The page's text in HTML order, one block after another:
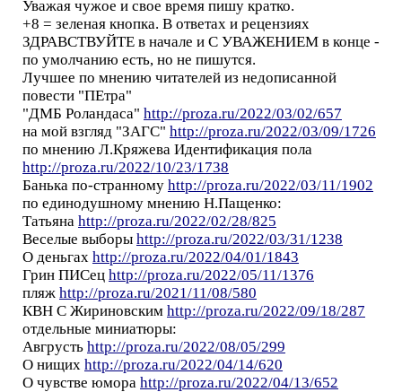
Уважая чужое и свое время пишу кратко.
+8 = зеленая кнопка. В ответах и рецензиях
ЗДРАВСТВУЙТЕ в начале и С УВАЖЕНИЕМ в конце -
по умолчанию есть, но не пишутся.
Лучшее по мнению читателей из недописанной
повести "ПЕтра"
"ДМБ Роландаса" http://proza.ru/2022/03/02/657
на мой взгляд "ЗАГС" http://proza.ru/2022/03/09/1726
по мнению Л.Кряжева Идентификация пола
http://proza.ru/2022/10/23/1738
Банька по-странному http://proza.ru/2022/03/11/1902
по единодушному мнению Н.Пащенко:
Татьяна http://proza.ru/2022/02/28/825
Веселые выборы http://proza.ru/2022/03/31/1238
О деньгах http://proza.ru/2022/04/01/1843
Грин ПИСец http://proza.ru/2022/05/11/1376
пляж http://proza.ru/2021/11/08/580
КВН С Жириновским http://proza.ru/2022/09/18/287
отдельные миниатюры:
Авгрусть http://proza.ru/2022/08/05/299
О нищих http://proza.ru/2022/04/14/620
О чувстве юмора http://proza.ru/2022/04/13/652